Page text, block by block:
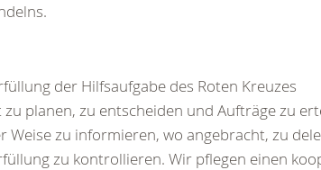
der Hilfsaufgabe des Roten Kreuzes
planen, zu entscheiden und Aufträge zu
Weise zu informieren, wo angebracht, zu
zu kontrollieren. Wir pflegen einen